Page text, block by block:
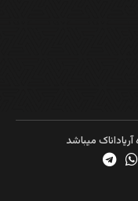
میباشد